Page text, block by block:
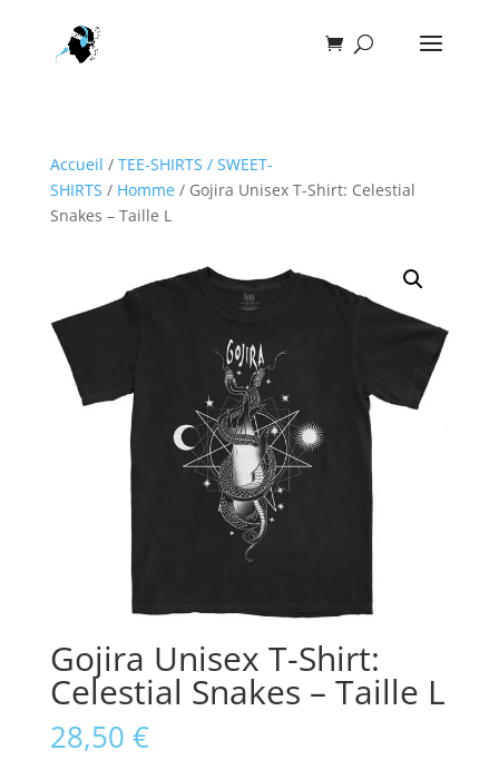
Accueil / TEE-SHIRTS / SWEET-
SHIRTS / Homme/ Gojira Unisex T-Shirt: Celestial
Snakes – Taille L
Gojira Unisex T-Shirt:
Celestial Snakes – Taille L
28,50 €